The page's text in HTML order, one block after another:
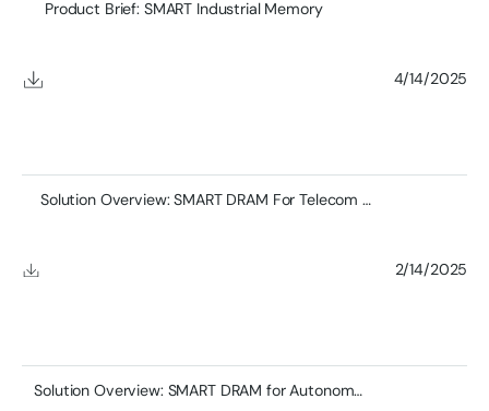
Product Brief: SMART Industrial Memory
4/14/2025
Solution Overview: SMART DRAM For Telecom Applications
2/14/2025
Solution Overview: SMART DRAM for Autonomous Vehicles and Transportations Systems